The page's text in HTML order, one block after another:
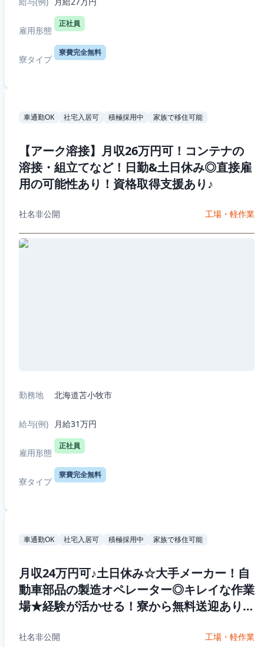
雇用形態
正社員
寮タイプ
寮費完全無料
車通勤OK 社宅入居可 積極採用中 家族で移住可能
【アーク溶接】月収26万円可！コンテナの
溶接・組立てなど！日勤&土日休み◎直接雇
用の可能性あり！資格取得支援あり♪
社名非公開 工場・軽作業
勤務地 北海道苫小牧市
給与(例) 月給31万円
雇用形態
正社員
寮タイプ
寮費完全無料
車通勤OK 社宅入居可 積極採用中 家族で移住可能
月収24万円可♪土日休み☆大手メーカー！自
動車部品の製造オペレーター◎キレイな作業
場★経験が活かせる！寮から無料送迎あり♪
社名非公開 工場・軽作業